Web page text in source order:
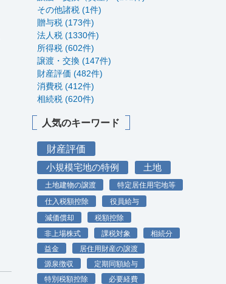
その他諸税 (1件)
贈与税 (173件)
法人税 (1330件)
所得税 (602件)
譲渡・交換 (147件)
財産評価 (482件)
消費税 (412件)
相続税 (620件)
人気のキーワード
財産評価
小規模宅地の特例 土地
土地建物の譲渡
特定居住用宅地等
仕入税額控除
役員給与
減価償却
税額控除
非上場株式
課税対象
相続分
益金
居住用財産の譲渡
源泉徴収
定期同額給与
特別税額控除
必要経費